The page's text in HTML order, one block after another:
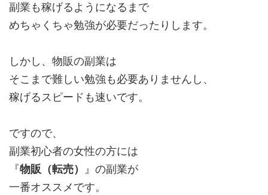
副業も稼げるようになるまで
めちゃくちゃ勉強が必要だったりします。
しかし、物販の副業は
そこまで難しい勉強も必要ありませんし、
稼げるスピードも速いです。
ですので、
副業初心者の女性の方には
『物販（転売）
』の副業が
一番オススメです。